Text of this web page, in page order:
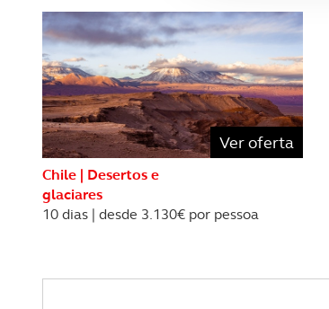
O ACP
consentimento e
Realçamos que
navegação no
Consulte a
Ver oferta
Chile | Desertos e
glaciares
10 dias | desde 3.130€ por pessoa